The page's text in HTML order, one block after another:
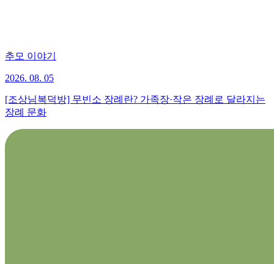
추모 이야기
2026. 08. 05
[조상님복덕방] 무빈소 장례란? 가족장·작은 장례로 달라지는
장례 문화